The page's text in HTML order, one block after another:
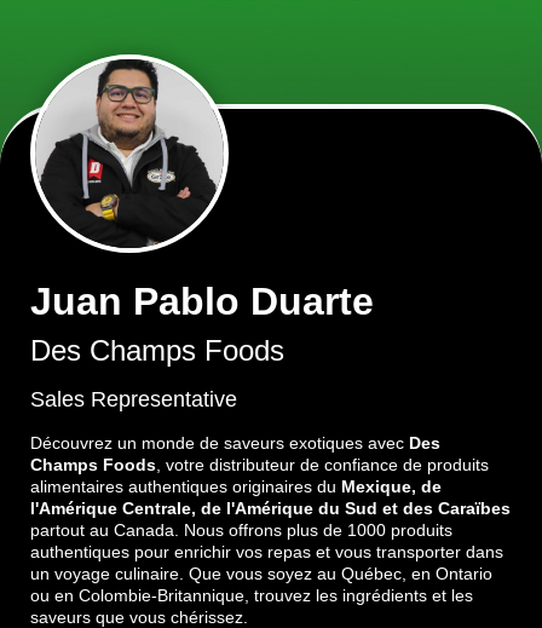
Juan Pablo Duarte
Des Champs Foods
Sales Representative
Découvrez un monde de saveurs exotiques avec Des
Champs Foods , votre distributeur de confiance de produits
alimentaires authentiques originaires du Mexique, de
l'Amérique Centrale, de l'Amérique du Sud et des Caraïbes
partout au Canada. Nous offrons plus de 1000 produits
authentiques pour enrichir vos repas et vous transporter dans
un voyage culinaire. Que vous soyez au Québec, en Ontario
ou en Colombie-Britannique, trouvez les ingrédients et les
saveurs que vous chérissez.